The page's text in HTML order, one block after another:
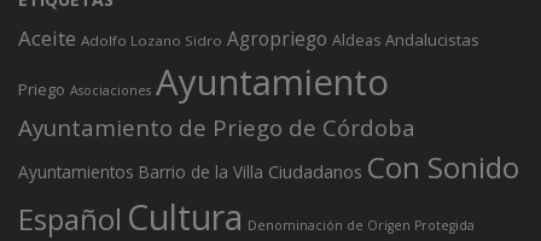
Aceite Adolfo Lozano Sidro Agropriego Aldeas Andalucistas
Priego Asociaciones Ayuntamiento
Ayuntamiento de Priego de Córdoba
Ayuntamientos Barrio de la Villa Ciudadanos Con Sonido
Español Cultura Denominación de Origen Protegida